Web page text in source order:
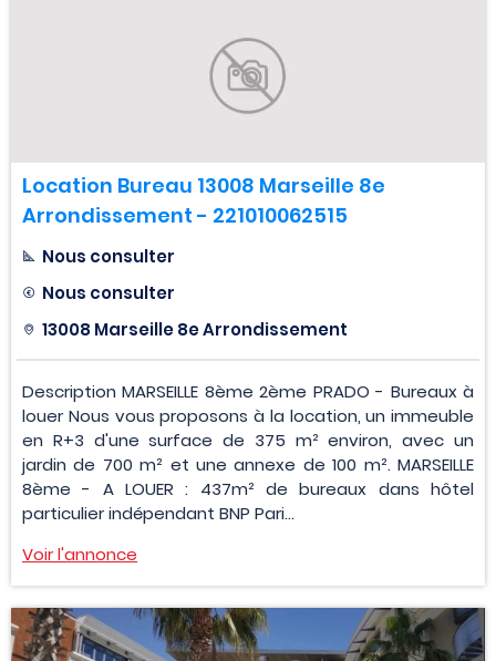
Location Bureau 13008 Marseille 8e
Arrondissement - 221010062515
Nous consulter
Nous consulter
13008 Marseille 8e Arrondissement
Description MARSEILLE 8ème 2ème PRADO - Bureaux à
louer Nous vous proposons à la location, un immeuble
en R+3 d'une surface de 375 m² environ, avec un
jardin de 700 m² et une annexe de 100 m². MARSEILLE
8ème - A LOUER : 437m² de bureaux dans hôtel
particulier indépendant BNP Pari...
Voir l'annonce